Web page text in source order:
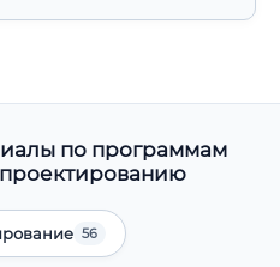
по программам
56